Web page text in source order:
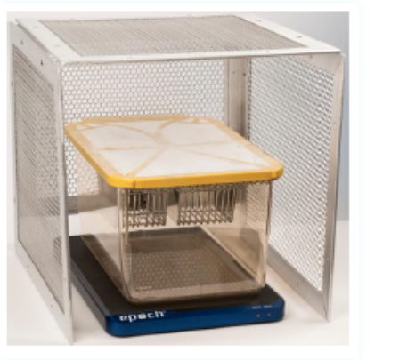
トランス
デューサ
選択した条件をク
リアする
698
件
の
品
を
表
示
す
る